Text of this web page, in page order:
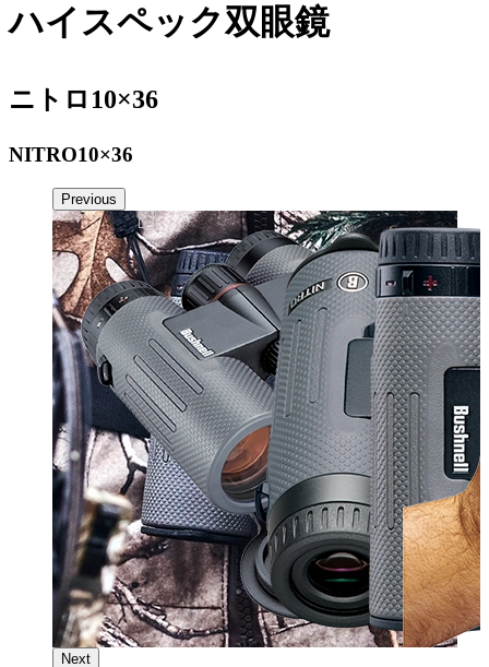
ハイスペック双眼鏡
ニトロ 10×36
NITRO10×36
Previous
Next